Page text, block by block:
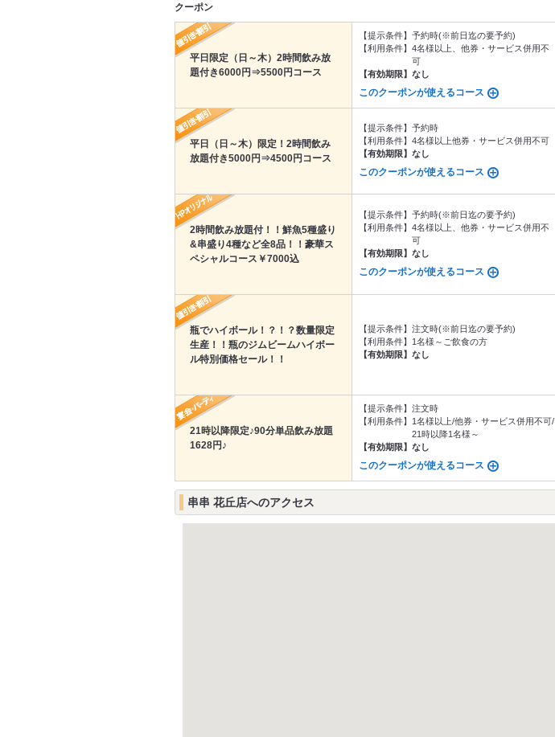
クーポン
平日限定（日～木）2時間飲み放
題付き6000円⇒5500円コース
【提示条件】 予約時(※前日迄の要予約)
【利用条件】 4名様以上、他券・サービス併用不
可
【有効期限】 なし
このクーポンが使えるコース
平日（日～木）限定！2時間飲み
放題付き5000円⇒4500円コース
【提示条件】 予約時
【利用条件】 4名様以上他券・サービス併用不可
【有効期限】 なし
このクーポンが使えるコース
2時間飲み放題付！！鮮魚5種盛り
&串盛り4種など全8品！！豪華ス
ペシャルコース￥7000込
【提示条件】 予約時(※前日迄の要予約)
【利用条件】 4名様以上、他券・サービス併用不
可
【有効期限】 なし
このクーポンが使えるコース
瓶でハイボール！？！？数量限定
生産！！瓶のジムビームハイボー
ル特別価格セール！！
【提示条件】 注文時(※前日迄の要予約)
【利用条件】
1名様～ご飲食の方
【有効期限】 なし
21時以降限定♪90分単品飲み放題
1628円♪
【提示条件】 注文時
【利用条件】
1名様以上/他券・サービス併用不可/
21時以降1名様～
【有効期限】 なし
このクーポンが使えるコース
串串 花丘店へのアクセス